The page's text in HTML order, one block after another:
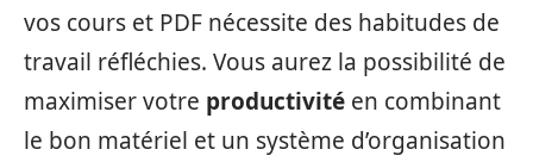
vos cours et PDF nécessite des habitudes de
travail réfléchies. Vous aurez la possibilité de
maximiser votre productivité en combinant
le bon matériel et un système d’organisation